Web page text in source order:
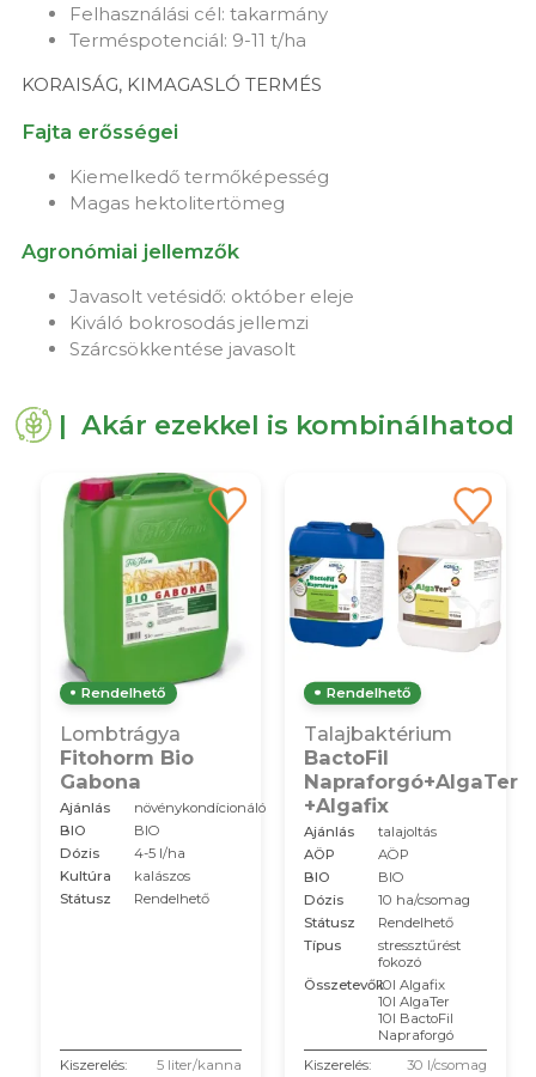
Felhasználási cél: takarmány
Terméspotenciál: 9-11 t/ha
KORAISÁG, KIMAGASLÓ TERMÉS
Fajta erősségei
Kiemelkedő termőképesség
Magas hektolitertömeg
Agronómiai jellemzők
Javasolt vetésidő: október eleje
Kiváló bokrosodás jellemzi
Szárcsökkentése javasolt
| Akár ezekkel is kombinálhatod
Rendelhető
Lombtrágya
Fitohorm Bio
Gabona
Ajánlás
növénykondícionáló
BIO
BIO
Dózis
4-5 l/ha
Kultúra
kalászos
Státusz
Rendelhető
Kiszerelés: 5 liter/kanna
Rendelhető
Talajbaktérium
BactoFil
Napraforgó+AlgaTer
+Algafix
Ajánlás
talajoltás
AÖP
AÖP
BIO
BIO
Dózis
10 ha/csomag
Státusz
Rendelhető
Típus
stressztűrést
fokozó
Összetevők10l Algafix
10l AlgaTer
10l BactoFil
Napraforgó
Kiszerelés:
30 l/csomag